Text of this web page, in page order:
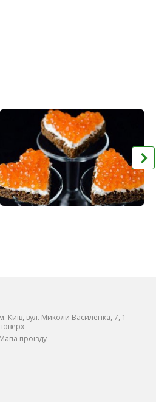
м. Київ, вул. Миколи Василенка, 7, 1
поверх
Мапа проїзду